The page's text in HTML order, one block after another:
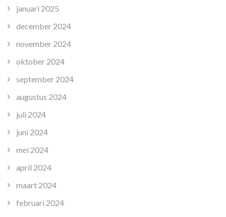
januari 2025
december 2024
november 2024
oktober 2024
september 2024
augustus 2024
juli 2024
juni 2024
mei 2024
april 2024
maart 2024
februari 2024